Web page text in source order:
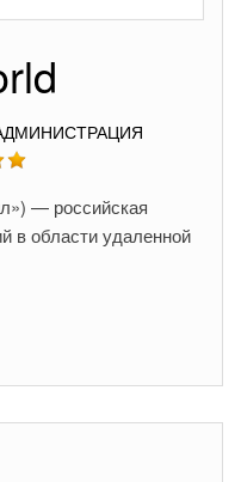
— российская
в области удаленной